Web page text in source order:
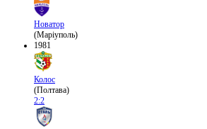
Новатор
(Маріуполь)
1981
Колос
(Полтава)
2:2